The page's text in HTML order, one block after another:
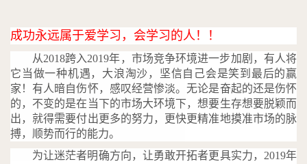
成功永远属于爱学习，会学习的人！！
从2018跨入2019年，市场竞争环境进一步加剧，有人将
它当做一种机遇，大浪淘沙，坚信自己会是笑到最后的赢
家！有人暗自伤怀，感叹经营惨淡。无论是奋起的还是伤怀
的，不变的是在当下的市场大环境下，想要生存想要脱颖而
出，就得需要付出更多的努力，更快更精准地摸准市场的脉
搏，顺势而行的能力。
为让迷茫者明确方向，让勇敢开拓者更具实力，2019年